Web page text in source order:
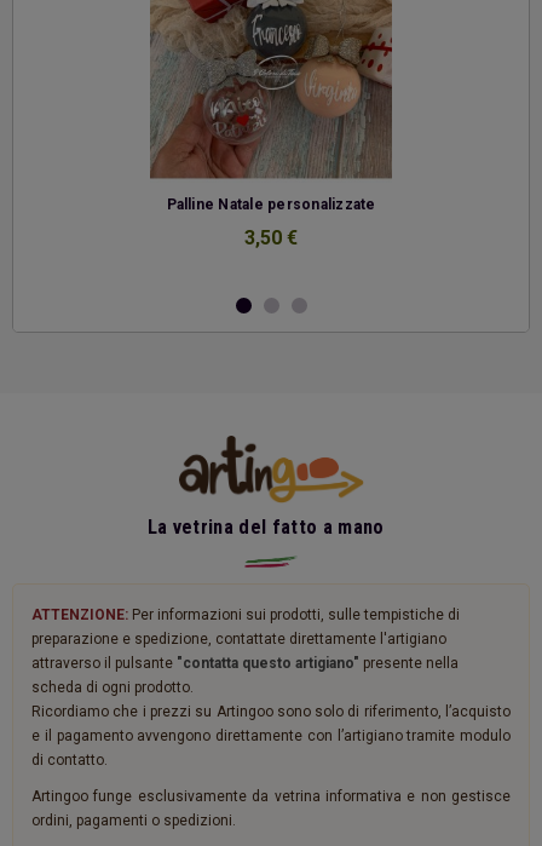
Palline Natale personalizzate
3,50 €
La vetrina del fatto a mano
ATTENZIONE: Per informazioni sui prodotti, sulle tempistiche di
preparazione e spedizione, contattate direttamente l'artigiano
attraverso il pulsante "contatta questo artigiano" presente nella
scheda di ogni prodotto.
Ricordiamo che i prezzi su Artingoo sono solo di riferimento, l’acquisto
e il pagamento avvengono direttamente con l’artigiano tramite modulo
di contatto.
Artingoo funge esclusivamente da vetrina informativa e non gestisce
ordini, pagamenti o spedizioni.